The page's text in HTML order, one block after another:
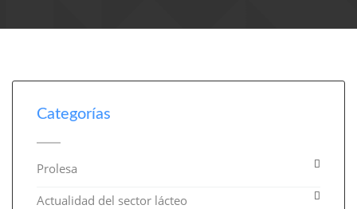
Categorías
Prolesa
Actualidad del sector lácteo